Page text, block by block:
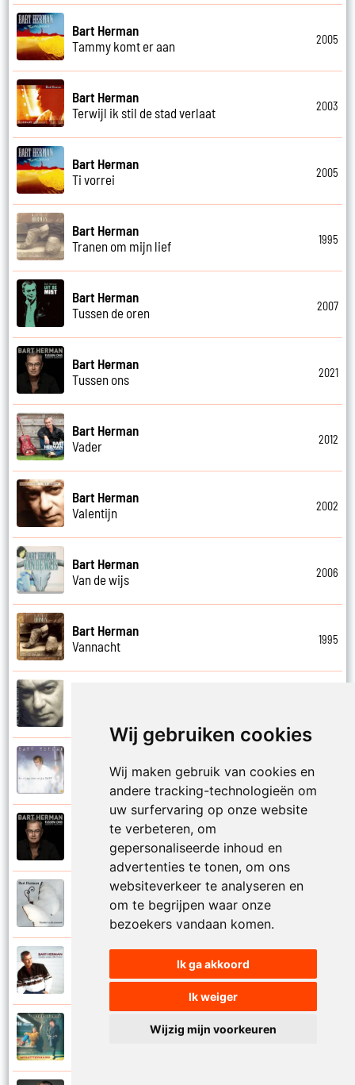
Wij gebruiken cookies
Wij maken gebruik van cookies en
andere tracking-technologieën om
uw surfervaring op onze website
te verbeteren, om
gepersonaliseerde inhoud en
advertenties te tonen, om ons
websiteverkeer te analyseren en
om te begrijpen waar onze
bezoekers vandaan komen.
Ik ga akkoord
Ik weiger
Wijzig mijn voorkeuren
Bart Herman
Tammy komt er aan
2005
Bart Herman
Terwijl ik stil de stad verlaat
2003
Bart Herman
Ti vorrei
2005
Bart Herman
Tranen om mijn lief
1995
Bart Herman
Tussen de oren
2007
Bart Herman
Tussen ons
2021
Bart Herman
Vader
2012
Bart Herman
Valentijn
2002
Bart Herman
Van de wijs
2006
Bart Herman
Vannacht
1995
Bart Herman
Vertrouwelijk
Bart Herman
Victoria
Bart Herman
Vlinder in de sneeuw
Vlinders passie stille tranen